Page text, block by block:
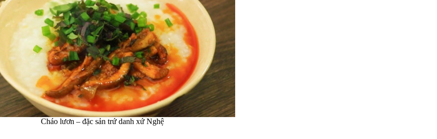
Cháo lươn – đặc sản trứ danh xứ Nghệ